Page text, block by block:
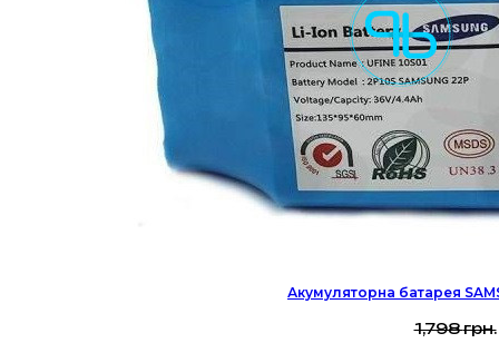
Акумуляторна батарея
1,798грн.